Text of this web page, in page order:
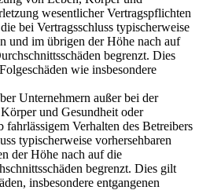
wesentlicher Vertragspflichten
bei Vertragsschluss typischerweise
und im übrigen der Höhe nach auf
begrenzt. Dies
wie insbesondere
Unternehmern außer bei der
und Gesundheit oder
fahrlässigem Verhalten des Betreibers
typischerweise vorhersehbaren
der Höhe nach auf die
begrenzt. Dies gilt
insbesondere entgangenen